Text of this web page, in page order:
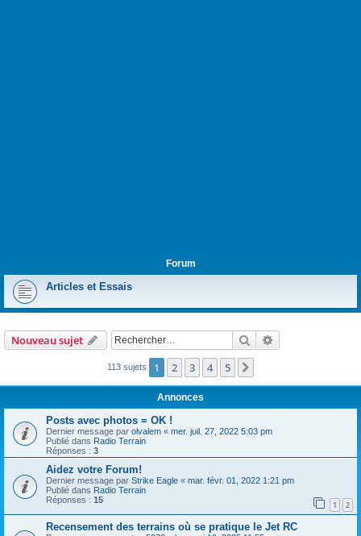
Forum
Articles et Essais
Nouveau sujet Rechercher
113 sujets 1 2 3 4 5
Annonces
Posts avec photos = OK !
Dernier message par olvalem « mer. juil. 27, 2022 5:03 pm
Publié dans Radio Terrain
Réponses : 3
Aidez votre Forum!
Dernier message par Strike Eagle « mar. févr. 01, 2022 1:21 pm
Publié dans Radio Terrain
Réponses : 15 1 2
Recensement des terrains où se pratique le Jet RC